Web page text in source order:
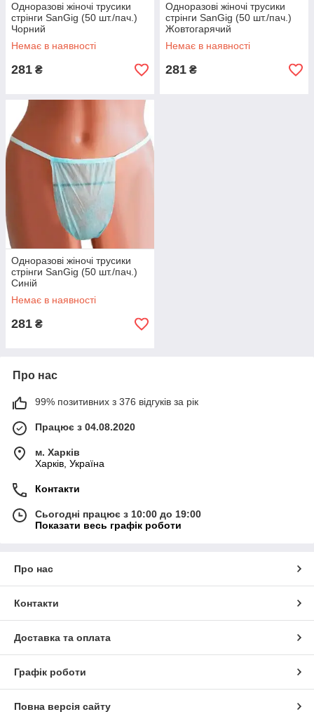
Одноразові жіночі трусики
стрінги SanGig (50 шт./пач.)
Чорний
Немає в наявності
281 ₴
Одноразові жіночі трусики
стрінги SanGig (50 шт./пач.)
Жовтогарячий
Немає в наявності
281 ₴
Одноразові жіночі трусики
стрінги SanGig (50 шт./пач.)
Синій
Немає в наявності
281 ₴
Про нас
99% позитивних з 376 відгуків за рік
Працює з 04.08.2020
м. Харків
Харків, Україна
Контакти
Сьогодні працює з 10:00 до 19:00
Показати весь графік роботи
Про нас
Контакти
Доставка та оплата
Графік роботи
Повна версія сайту